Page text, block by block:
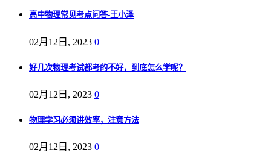
高中物理常见考点问答-王小泽
02月12日, 2023 0
好几次物理考试都考的不好，到底怎么学呢？
02月12日, 2023 0
物理学习必须讲效率，注意方法
02月12日, 2023 0